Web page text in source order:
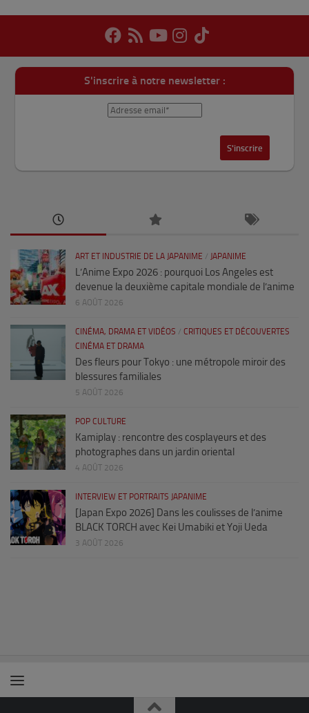
S'inscrire à notre newsletter :
ART ET INDUSTRIE DE LA JAPANIME / JAPANIME
L’Anime Expo 2026 : pourquoi Los Angeles est
devenue la deuxième capitale mondiale de l’anime
6 AOÛT 2026
CINÉMA, DRAMA ET VIDÉOS / CRITIQUES ET DÉCOUVERTES
CINÉMA ET DRAMA
Des fleurs pour Tokyo : une métropole miroir des
blessures familiales
5 AOÛT 2026
POP CULTURE
Kamiplay : rencontre des cosplayeurs et des
photographes dans un jardin oriental
4 AOÛT 2026
INTERVIEW ET PORTRAITS JAPANIME
[Japan Expo 2026] Dans les coulisses de l’anime
BLACK TORCH avec Kei Umabiki et Yoji Ueda
3 AOÛT 2026